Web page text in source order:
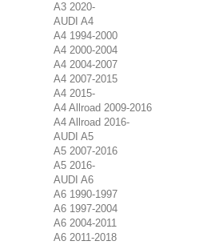
A3 2020-
AUDI A4
A4 1994-2000
A4 2000-2004
A4 2004-2007
A4 2007-2015
A4 2015-
A4 Allroad 2009-2016
A4 Allroad 2016-
AUDI A5
A5 2007-2016
A5 2016-
AUDI A6
A6 1990-1997
A6 1997-2004
A6 2004-2011
A6 2011-2018